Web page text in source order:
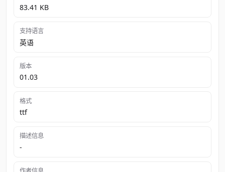
83.41 KB
支持语言
英语
版本
01.03
格式
ttf
描述信息
-